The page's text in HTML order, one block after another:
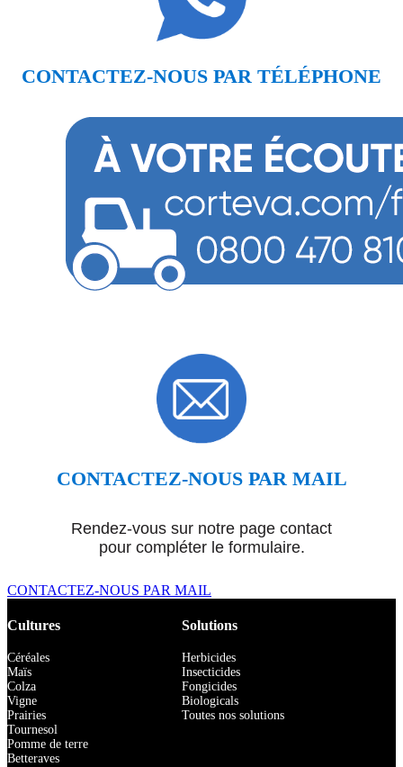
CONTACTEZ-NOUS PAR TÉLÉPHONE
CONTACTEZ-NOUS PAR MAIL
Rendez-vous sur notre page contact
pour compléter le formulaire.
CONTACTEZ-NOUS PAR MAIL
Cultures
Céréales
Maïs
Colza
Vigne
Prairies
Tournesol
Pomme de terre
Betteraves
Solutions
Herbicides
Insecticides
Fongicides
Biologicals
Toutes nos solutions